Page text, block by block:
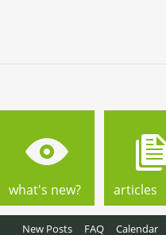
what's new? articles
New Posts FAQ Calendar